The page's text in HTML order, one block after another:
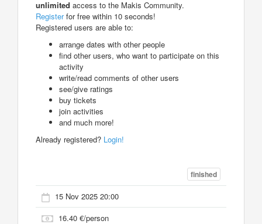
unlimited access to the Makis Community.
Registerfor free within 10 seconds!
Registered users are able to:
arrange dates with other people
find other users, who want to participate on this
activity
write/read comments of other users
see/give ratings
buy tickets
join activities
and much more!
Already registered? Login!
finished
15 Nov 2025 20:00
16.40 €/person